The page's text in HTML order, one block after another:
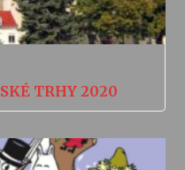
TRHY 2020